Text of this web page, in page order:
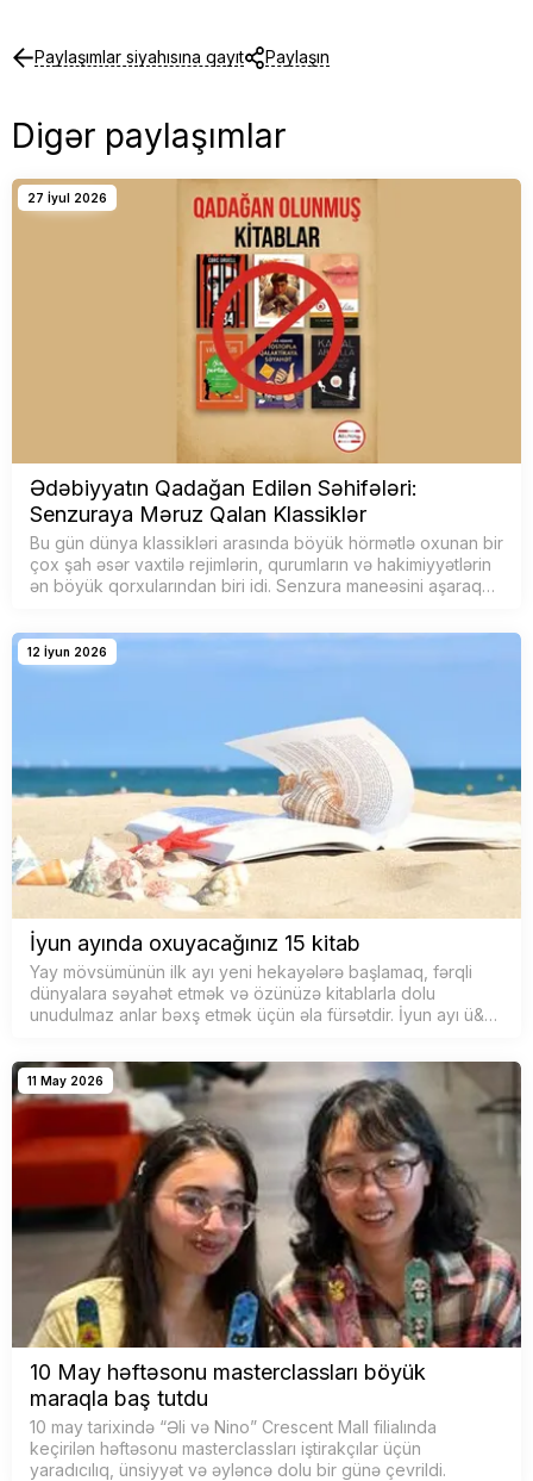
Paylaşımlar siyahısına qayıt Paylaşın
Digər paylaşımlar
27 İyul 2026
Ədəbiyyatın Qadağan Edilən Səhifələri:
Senzuraya Məruz Qalan Klassiklər
Bu gün dünya klassikləri arasında böyük hörmətlə oxunan bir
çox şah əsər vaxtilə rejimlərin, qurumların və hakimiyyətlərin
ən böyük qorxularından biri idi. Senzura maneəsini aşaraq
12 İyun 2026
İyun ayında oxuyacağınız 15 kitab
Yay mövsümünün ilk ayı yeni hekayələrə başlamaq, fərqli
dünyalara səyahət etmək və özünüzə kitablarla dolu
unudulmaz anlar bəxş etmək üçün əla fürsətdir. İyun ayı ü&…
11 May 2026
10 May həftəsonu masterclassları böyük
maraqla baş tutdu
10 may tarixində “Əli və Nino” Crescent Mall filialında
keçirilən həftəsonu masterclassları iştirakçılar üçün
yaradıcılıq, ünsiyyət və əyləncə dolu bir günə çevrildi.